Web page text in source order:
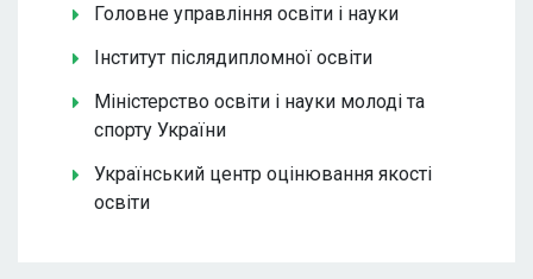
Головне управління освіти і науки
Інститут післядипломної освіти
Міністерство освіти і науки молоді та
спорту України
Український центр оцінювання якості
освіти